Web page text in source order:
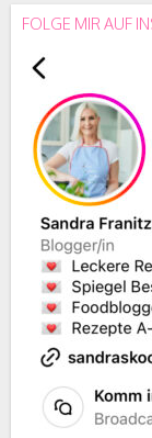
FOLGE MIR AUF